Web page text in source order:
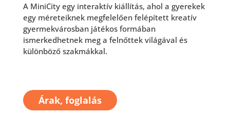
A MiniCity egy interaktív kiállítás, ahol a gyerekek
egy méreteiknek megfelelően felépített kreatív
gyermekvárosban játékos formában
ismerkedhetnek meg a felnőttek világával és
különböző szakmákkal.
Árak, foglalás